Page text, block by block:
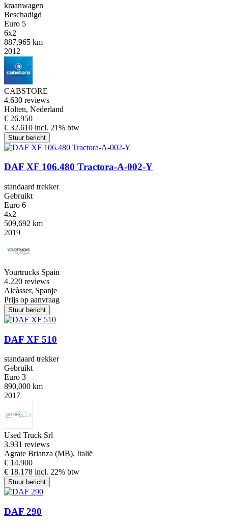
kraanwagen
Beschadigd
Euro 5
6x2
887,965 km
2012
CABSTORE
4.630 reviews
Holten, Nederland
€ 26.950
€ 32.610 incl. 21% btw
Stuur bericht
DAF XF 106.480 Tractora-A-002-Y
standaard trekker
Gebruikt
Euro 6
4x2
509,692 km
2019
Yourtrucks Spain
4.220 reviews
Alcàsser, Spanje
Prijs op aanvraag
Stuur bericht
DAF XF 510
standaard trekker
Gebruikt
Euro 3
890,000 km
2017
Used Truck Srl
3.931 reviews
Agrate Brianza (MB), Italië
€ 14.900
€ 18.178 incl. 22% btw
Stuur bericht
DAF 290